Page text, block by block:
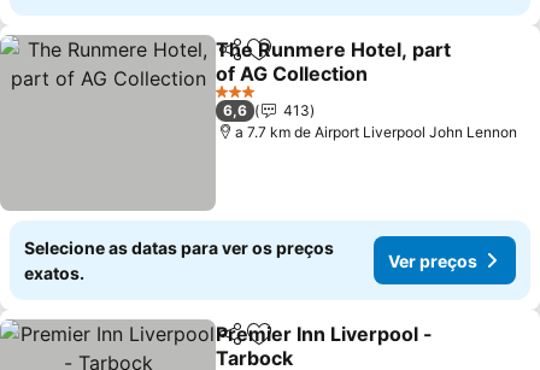
PartilharAdicionar aos favoritos
The Runmere Hotel, part
of AG Collection
3 Estrelas
6,6
413
a 7.7 km de Airport Liverpool John Lennon
Selecione as datas para ver os preços
exatos.
Ver preços
PartilharAdicionar aos favoritos
Premier Inn Liverpool -
Tarbock